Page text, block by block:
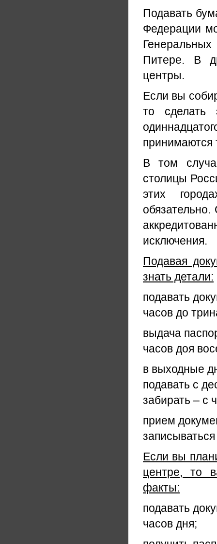
Подавать
Федерации
Питере. В
центры.
Если вы
то
принимаются
В том
столицы
этих
исключения.
Подавая
знать детали:
подавать
часов до
выдача
часов доя
в выходные
подавать с
забирать – с
прием
Если вы
центре, то
факты:
подавать
часов дня;